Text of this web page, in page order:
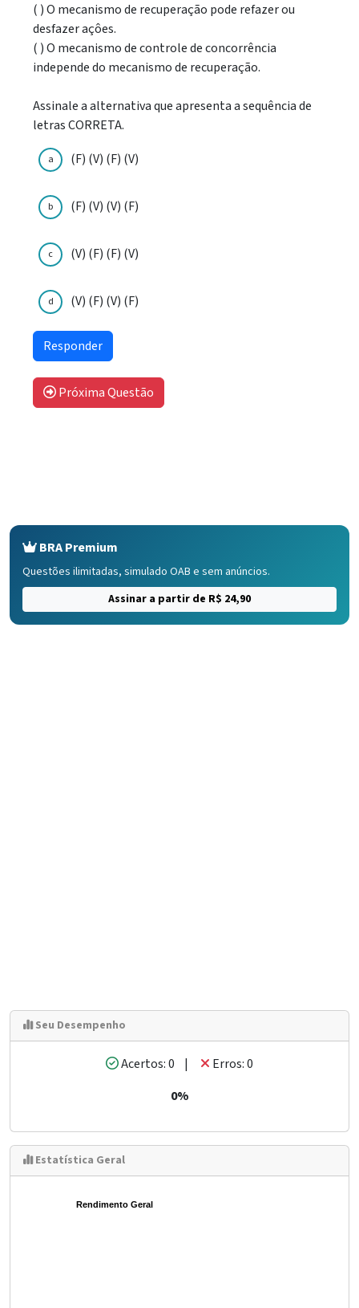
( ) O mecanismo de recuperação pode refazer ou
desfazer açôes.
( ) O mecanismo de controle de concorrência
independe do mecanismo de recuperação.
Assinale a alternativa que apresenta a sequência de
letras CORRETA.
a (F) (V) (F) (V)
b (F) (V) (V) (F)
c (V) (F) (F) (V)
d (V) (F) (V) (F)
Próxima Questão
BRA Premium
Questões ilimitadas, simulado OAB e sem anúncios.
Assinar a partir de R$ 24,90
Seu Desempenho
Acertos: 0 |
Erros: 0
0%
Estatística Geral
Rendimento Geral